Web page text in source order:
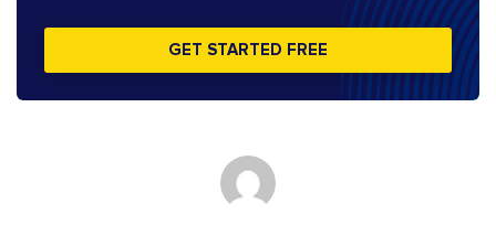
GET STARTED FREE